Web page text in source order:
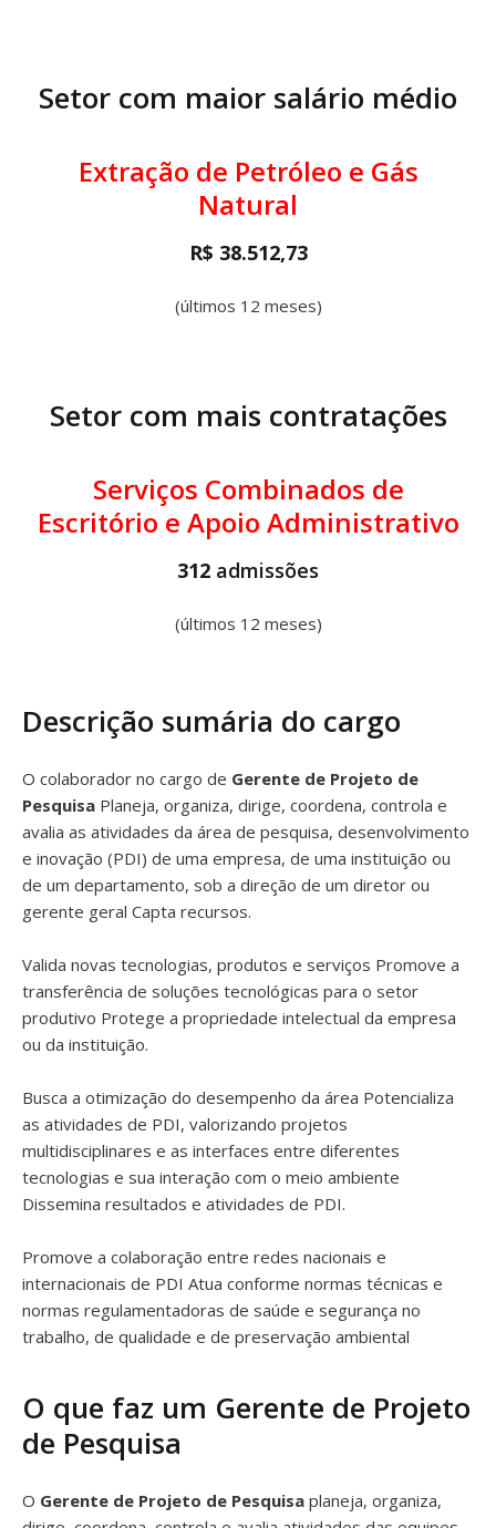
Setor com maior salário médio
Extração de Petróleo e Gás
Natural
R$ 38.512,73
(últimos 12 meses)
Setor com mais contratações
Serviços Combinados de
Escritório e Apoio Administrativo
312 admissões
(últimos 12 meses)
Descrição sumária do cargo
O colaborador no cargo de Gerente de Projeto de
Pesquisa Planeja, organiza, dirige, coordena, controla e
avalia as atividades da área de pesquisa, desenvolvimento
e inovação (PDI) de uma empresa, de uma instituição ou
de um departamento, sob a direção de um diretor ou
gerente geral Capta recursos.
Valida novas tecnologias, produtos e serviços Promove a
transferência de soluções tecnológicas para o setor
produtivo Protege a propriedade intelectual da empresa
ou da instituição.
Busca a otimização do desempenho da área Potencializa
as atividades de PDI, valorizando projetos
multidisciplinares e as interfaces entre diferentes
tecnologias e sua interação com o meio ambiente
Dissemina resultados e atividades de PDI.
Promove a colaboração entre redes nacionais e
internacionais de PDI Atua conforme normas técnicas e
normas regulamentadoras de saúde e segurança no
trabalho, de qualidade e de preservação ambiental
O que faz um Gerente de Projeto
de Pesquisa
O Gerente de Projeto de Pesquisa planeja, organiza,